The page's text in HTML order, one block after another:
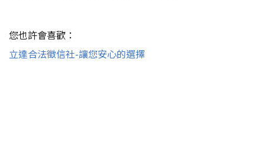
您也許會喜歡：
立達合法徵信社-讓您安心的選擇